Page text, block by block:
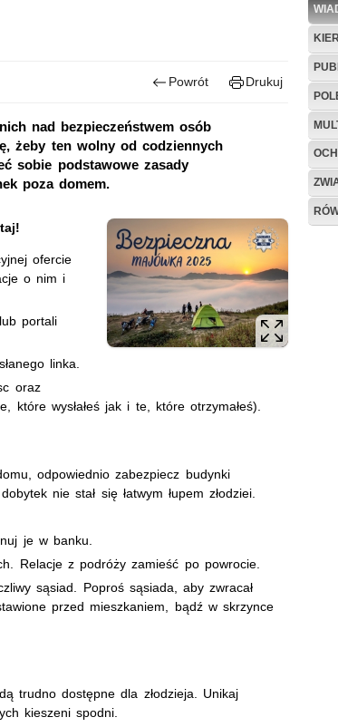
Powrót Drukuj
nad bezpieczeństwem osób
żeby ten wolny od codziennych
sobie podstawowe zasady
poza domem.
ofercie
o nim i
portali
linka.
oraz
które wysłałeś jak i te, które otrzymałeś).
odpowiednio zabezpiecz budynki
nie stał się łatwym łupem złodziei.
je w banku.
Relacje z podróży zamieść po powrocie.
sąsiad. Poproś sąsiada, aby zwracał
przed mieszkaniem, bądź w skrzynce
trudno dostępne dla złodzieja. Unikaj
kieszeni spodni.